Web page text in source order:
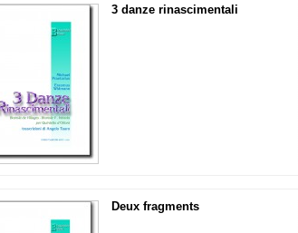
3 danze rinascimentali
Deux fragments